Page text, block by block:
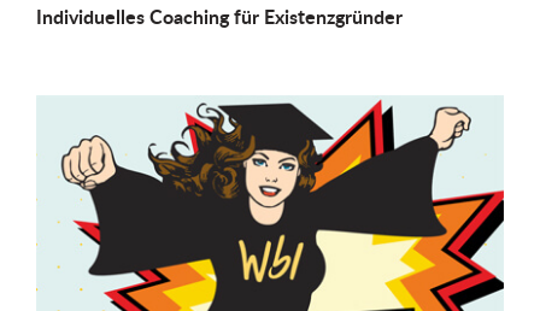
Individu­elles Coaching für Existenz­gründer